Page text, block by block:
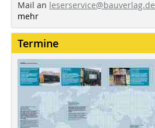
Mail an leserservice@bauverlag.de
mehr
Termine